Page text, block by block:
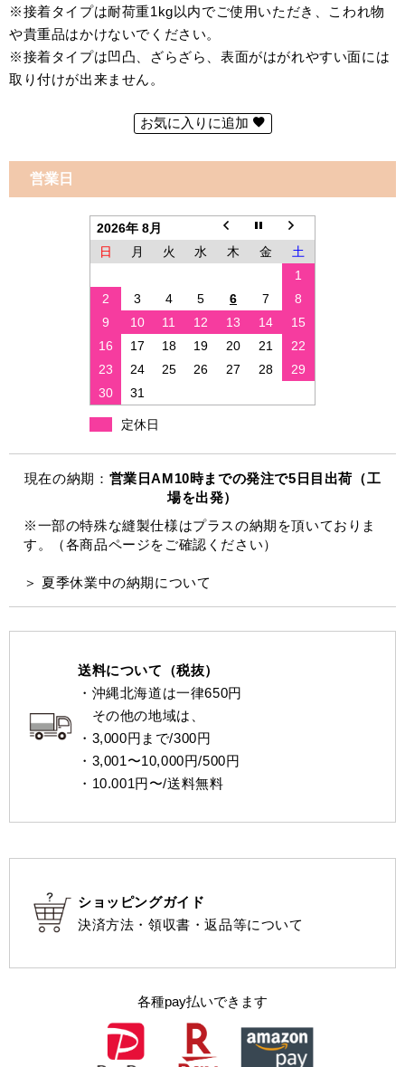
※接着タイプは耐荷重1kg以内でご使用いただき、こわれ物
や貴重品はかけないでください。
※接着タイプは凹凸、ざらざら、表面がはがれやすい面には
取り付けが出来ません。
お気に入りに追加
営業日
2026年 8月
日
月 火 水 木 金
土
1
2
3 4 5 6 7
8
9
10 11 12 13 14
15
16
17 18 19 20 21
22
23
24 25 26 27 28
29
30
31
定休日
現在の納期： 営業日AM10時までの発注で5日目出荷（工
場を出発）
※一部の特殊な縫製仕様はプラスの納期を頂いておりま
す。（各商品ページをご確認ください）
＞ 夏季休業中の納期について
送料について（税抜）
・沖縄北海道は一律650円
その他の地域は、
・3,000円まで/300円
・3,001〜10,000円/500円
・10.001円〜/送料無料
ショッピングガイド
決済方法・領収書・返品等について
各種pay払いできます